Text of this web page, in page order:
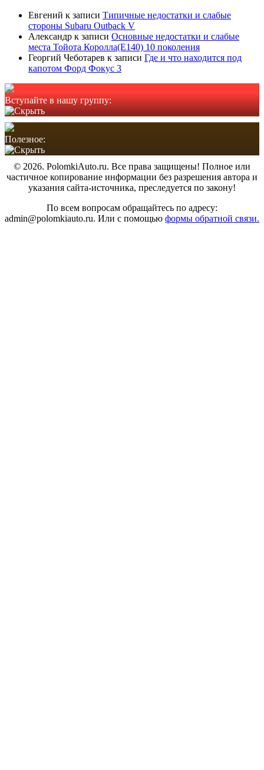
Евгений к записи Типичные недостатки и слабые
стороны Subaru Outback V
Александр к записи Основные недостатки и слабые
места Тойота Королла(Е140) 10 поколения
Георгий Чеботарев к записи Где и что находится под
капотом Форд Фокус 3
Вступайте в нашу группу:
Полезное:
© 2026. PolomkiAuto.ru. Все права защищены! Полное или
частичное копирование информации без разрешения автора и
указания сайта-источника, преследуется по закону!
По всем вопросам обращайтесь по адресу:
admin@polomkiauto.ru. Или с помощью формы обратной связи.